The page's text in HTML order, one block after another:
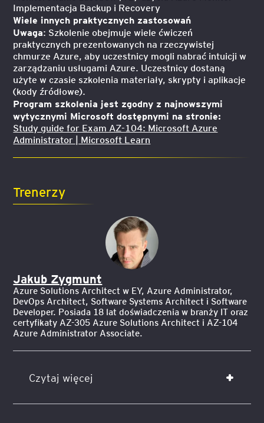
Implementacja Backup i Recovery
Wiele innych praktycznych zastosowań
Uwaga: Szkolenie obejmuje wiele ćwiczeń
praktycznych prezentowanych na rzeczywistej
chmurze Azure, aby uczestnicy mogli nabrać intuicji w
zarządzaniu usługami Azure. Uczestnicy dostaną
użyte w czasie szkolenia materiały, skrypty i aplikacje
(kody źródłowe).
Program szkolenia jest zgodny z najnowszymi
wytycznymi Microsoft dostępnymi na stronie:
Study guide for Exam AZ-104: Microsoft Azure
Administrator | Microsoft Learn
Trenerzy
Jakub Zygmunt
Azure Solutions Architect w EY, Azure Administrator,
DevOps Architect, Software Systems Architect i Software
Developer. Posiada 18 lat doświadczenia w branży IT oraz
certyfikaty AZ-305 Azure Solutions Architect i AZ-104
Azure Administrator Associate.
Czytaj więcej